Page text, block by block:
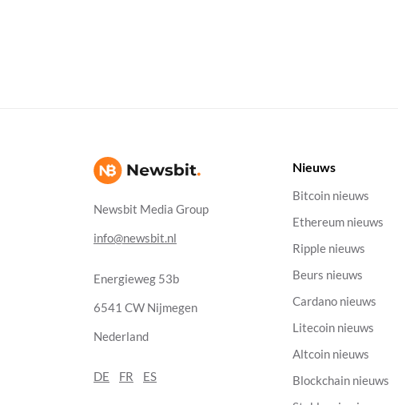
Newsbit Media Group
info@newsbit.nl
Energieweg 53b
6541 CW Nijmegen
Nederland
DE FR ES
Nieuws
Bitcoin nieuws
Ethereum nieuws
Ripple nieuws
Beurs nieuws
Cardano nieuws
Litecoin nieuws
Altcoin nieuws
Blockchain nieuws